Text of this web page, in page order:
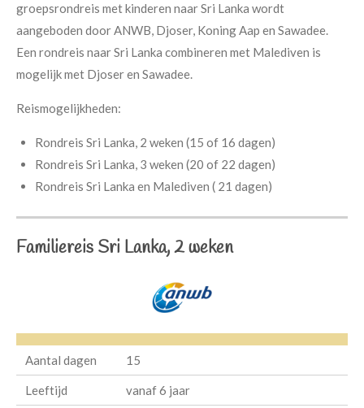
groepsrondreis met kinderen naar Sri Lanka wordt
aangeboden door ANWB, Djoser, Koning Aap en Sawadee.
Een rondreis naar Sri Lanka combineren met Malediven is
mogelijk met Djoser en Sawadee.
Reismogelijkheden:
Rondreis Sri Lanka, 2 weken (15 of 16 dagen)
Rondreis Sri Lanka, 3 weken (20 of 22 dagen)
Rondreis Sri Lanka en Malediven ( 21 dagen)
Familiereis Sri Lanka, 2 weken
Aantal dagen 15
Leeftijd vanaf 6 jaar